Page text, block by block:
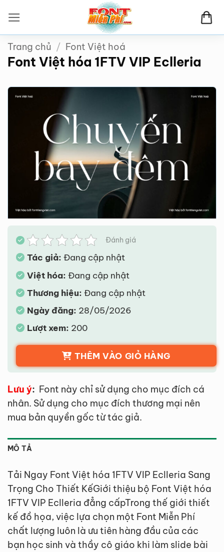
qua
nội
dung
Trang chủ / Font Việt hoá
Font Việt hóa 1FTV VIP Eclleria
Đánh giá
Tác giả: Đang cập nhật
Việt hóa: Đang cập nhật
Thương hiệu: Đang cập nhật
Ngày đăng: 28/05/2026
Lượt xem: 200
THÊM VÀO GIỎ HÀNG
Lưu ý: Font này chỉ sử dụng cho mục đích cá
nhân. Sử dụng cho mục đích thương mại nên
mua bản quyền gốc từ tác giả.
MÔ TẢ
Tải Ngay Font Việt hóa 1FTV VIP Eclleria Sang
Trọng Cho Thiết KếGiới thiệu bộ Font Việt hóa
1FTV VIP Eclleria đẳng cấpTrong thế giới thiết
kế đồ họa, việc lựa chọn một Font Miễn Phí
chất lượng luôn là ưu tiên hàng đầu của các
bạn học sinh và thầy cô giáo khi làm slide bài